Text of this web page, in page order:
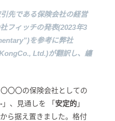
先である保険会社の経営
フィッチの発表(2023年3
を参考に弊社
Ltd.)が翻訳し、纏
〇〇の保険会社としての
」、見通しを 「 安定的 」
ら据え置きました。格付